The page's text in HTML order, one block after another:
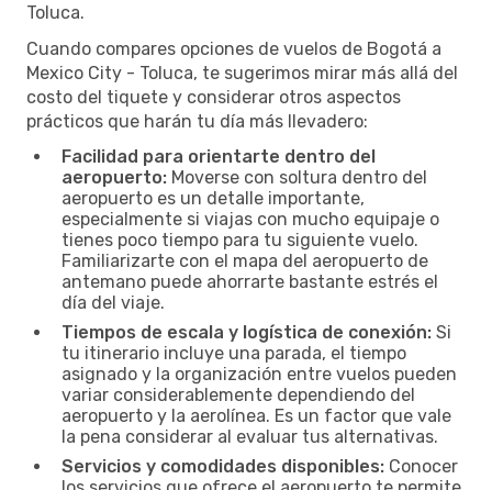
Toluca.
Cuando compares opciones de vuelos de Bogotá a
Mexico City - Toluca, te sugerimos mirar más allá del
costo del tiquete y considerar otros aspectos
prácticos que harán tu día más llevadero:
Facilidad para orientarte dentro del
aeropuerto: Moverse con soltura dentro del
aeropuerto es un detalle importante,
especialmente si viajas con mucho equipaje o
tienes poco tiempo para tu siguiente vuelo.
Familiarizarte con el mapa del aeropuerto de
antemano puede ahorrarte bastante estrés el
día del viaje.
Tiempos de escala y logística de conexión: Si
tu itinerario incluye una parada, el tiempo
asignado y la organización entre vuelos pueden
variar considerablemente dependiendo del
aeropuerto y la aerolínea. Es un factor que vale
la pena considerar al evaluar tus alternativas.
Servicios y comodidades disponibles: Conocer